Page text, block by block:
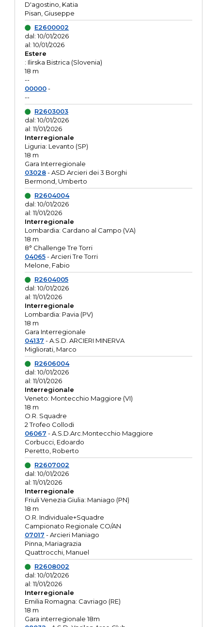
D'agostino, Katia
Pisan, Giuseppe
E2600002
dal: 10/01/2026
al: 10/01/2026
Estere
: Ilirska Bistrica (Slovenia)
18 m
--
00000-
--
R2603003
dal: 10/01/2026
al: 11/01/2026
Interregionale
Liguria: Levanto (SP)
18 m
Gara Interregionale
03028- ASD Arcieri dei 3 Borghi
Bermond, Umberto
R2604004
dal: 10/01/2026
al: 11/01/2026
Interregionale
Lombardia: Cardano al Campo (VA)
18 m
8° Challenge Tre Torri
04065- Arcieri Tre Torri
Melone, Fabio
R2604005
dal: 10/01/2026
al: 11/01/2026
Interregionale
Lombardia: Pavia (PV)
18 m
Gara Interregionale
04137 - A.S.D. ARCIERI MINERVA
Migliorati, Marco
R2606004
dal: 10/01/2026
al: 11/01/2026
Interregionale
Veneto: Montecchio Maggiore (VI)
18 m
O.R. Squadre
2 Trofeo Collodi
06067 - A.S.D.Arc.Montecchio Maggiore
Corbucci, Edoardo
Peretto, Roberto
R2607002
dal: 10/01/2026
al: 11/01/2026
Interregionale
Friuli Venezia Giulia: Maniago (PN)
18 m
O.R. Individuale+Squadre
Campionato Regionale CO/AN
07017 - Arcieri Maniago
Pinna, Mariagrazia
Quattrocchi, Manuel
R2608002
dal: 10/01/2026
al: 11/01/2026
Interregionale
Emilia Romagna: Cavriago (RE)
18 m
Gara interregionale 18m